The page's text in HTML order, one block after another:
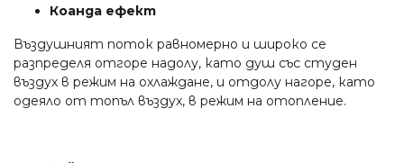
Коанда ефект
Въздушният поток равномерно и широко се
разпределя отгоре надолу, като душ със студен
въздух в режим на охлаждане, и отдолу нагоре, като
одеяло от топъл въздух, в режим на отопление.